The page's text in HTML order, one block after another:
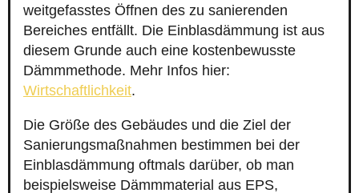
weitgefasstes Öffnen des zu sanierenden
Bereiches entfällt. Die Einblasdämmung ist aus
diesem Grunde auch eine kostenbewusste
Dämmmethode. Mehr Infos hier:
Wirtschaftlichkeit.
Die Größe des Gebäudes und die Ziel der
Sanierungsmaßnahmen bestimmen bei der
Einblasdämmung oftmals darüber, ob man
beispielsweise Dämmmaterial aus EPS,